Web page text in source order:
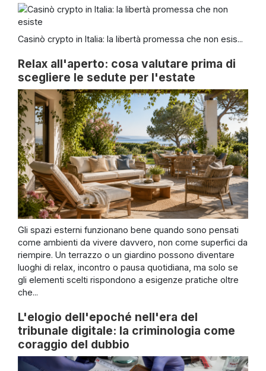
Casinò crypto in Italia: la libertà promessa che non esis...
Relax all'aperto: cosa valutare prima di
scegliere le sedute per l'estate
Gli spazi esterni funzionano bene quando sono pensati
come ambienti da vivere davvero, non come superfici da
riempire. Un terrazzo o un giardino possono diventare
luoghi di relax, incontro o pausa quotidiana, ma solo se
gli elementi scelti rispondono a esigenze pratiche oltre
che...
L'elogio dell'epoché nell'era del
tribunale digitale: la criminologia come
coraggio del dubbio